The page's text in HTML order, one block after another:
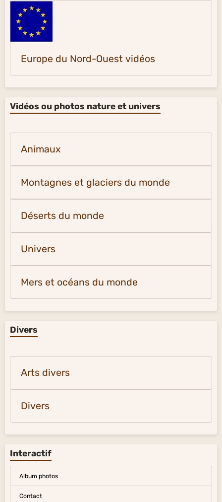
Europe du Nord-Ouest vidéos
Vidéos ou photos nature et univers
Animaux
Montagnes et glaciers du monde
Déserts du monde
Univers
Mers et océans du monde
Divers
Arts divers
Divers
Interactif
Album photos
Contact